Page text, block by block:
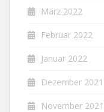
März 2022
Februar 2022
Januar 2022
Dezember 2021
November 2021